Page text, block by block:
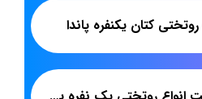
کتان یکنفره پاندا